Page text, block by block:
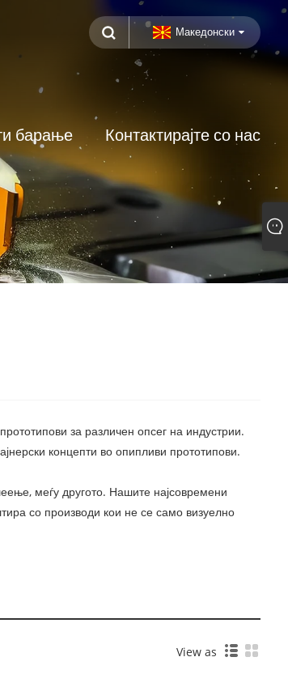
Македонски
барање Контактирајте со нас
за различен опсег на индустрии.
концепти во опипливи прототипови.
меѓу другото. Нашите најсовремени
со производи кои не се само визуелно
View as